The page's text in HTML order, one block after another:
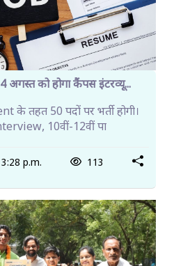
अगस्त को होगा कैंपस इंटरव्यू...
तहत 50 पदों पर भर्ती होगी।
10वीं-12वीं पा
p.m. 113